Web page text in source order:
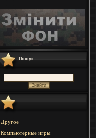
Пошук
Другое
Компьютерные игры